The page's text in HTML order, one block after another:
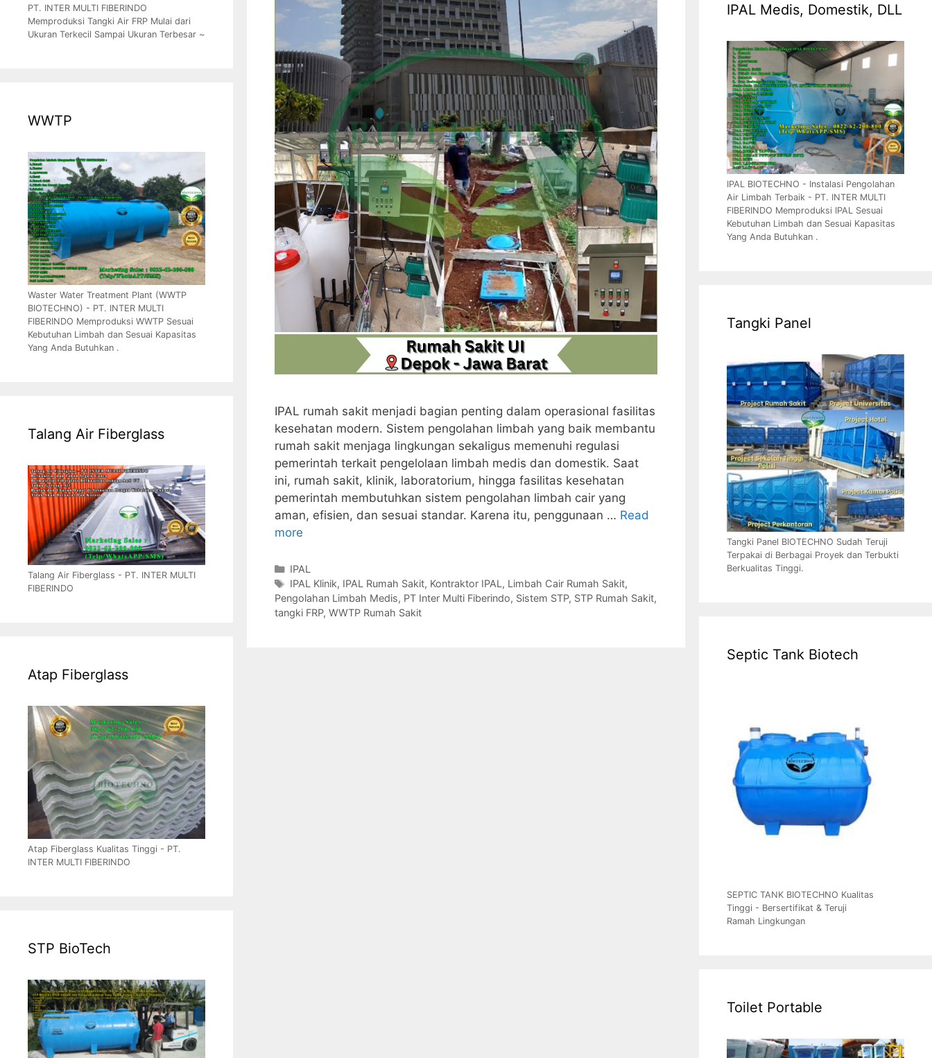
IPAL rumah sakit menjadi bagian penting dalam operasional fasilitas
kesehatan modern. Sistem pengolahan limbah yang baik membantu
rumah sakit menjaga lingkungan sekaligus memenuhi regulasi
pemerintah terkait pengelolaan limbah medis dan domestik. Saat
ini, rumah sakit, klinik, laboratorium, hingga fasilitas kesehatan
pemerintah membutuhkan sistem pengolahan limbah cair yang
aman, efisien, dan sesuai standar. Karena itu, penggunaan … Read
more
Categories
IPAL
Tags
IPAL Klinik, IPAL Rumah Sakit, Kontraktor IPAL , Limbah Cair Rumah Sakit,
Pengolahan Limbah Medis, PT Inter Multi Fiberindo, Sistem STP, STP Rumah Sakit,
tangki FRP, WWTP Rumah Sakit
PT. INTER MULTI FIBERINDO
Memproduksi Tangki Air FRP Mulai dari
Ukuran Terkecil Sampai Ukuran Terbesar ~
WWTP
Waster Water Treatment Plant (WWTP
BIOTECHNO) - PT. INTER MULTI
FIBERINDO Memproduksi WWTP Sesuai
Kebutuhan Limbah dan Sesuai Kapasitas
Yang Anda Butuhkan .
Talang Air Fiberglass
Talang Air Fiberglass - PT. INTER MULTI
FIBERINDO
Atap Fiberglass
Atap Fiberglass Kualitas Tinggi - PT.
INTER MULTI FIBERINDO
STP BioTech
IPAL Medis, Domestik, DLL
IPAL BIOTECHNO - Instalasi Pengolahan
Air Limbah Terbaik - PT. INTER MULTI
FIBERINDO Memproduksi IPAL Sesuai
Kebutuhan Limbah dan Sesuai Kapasitas
Yang Anda Butuhkan .
Tangki Panel
Tangki Panel BIOTECHNO Sudah Teruji
Terpakai di Berbagai Proyek dan Terbukti
Berkualitas Tinggi.
Septic Tank Biotech
SEPTIC TANK BIOTECHNO Kualitas
Tinggi - Bersertifikat & Teruji
Ramah Lingkungan
Toilet Portable